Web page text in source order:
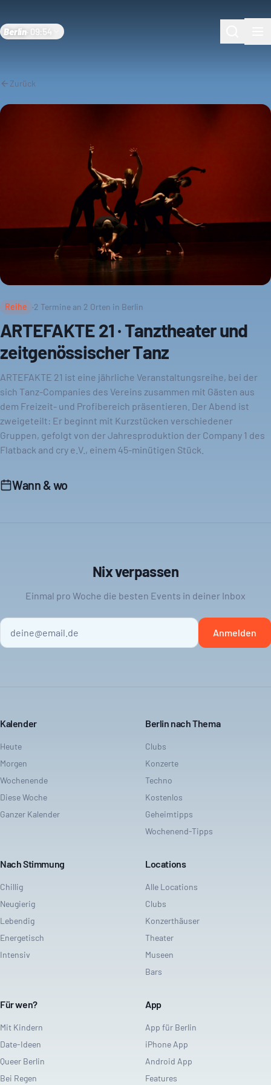
Berlin 09:54
Zurück
Reihe ·2 Termine an 2 Orten in Berlin
ARTEFAKTE 21 · Tanztheater und
zeitgenössischer Tanz
ARTEFAKTE 21 ist eine jährliche Veranstaltungsreihe, bei der
sich Tanz-Companies des Vereins zusammen mit Gästen aus
dem Freizeit- und Profibereich präsentieren. Der Abend ist
zweigeteilt: Er beginnt mit Kurzstücken verschiedener
Gruppen, gefolgt von der Jahresproduktion der Company 1 des
Flatback and cry e.V., einem 45-minütigen Stück.
Wann & wo
Nix verpassen
Einmal pro Woche die besten Events in deiner Inbox
Anmelden
Kalender
Heute
Morgen
Wochenende
Diese Woche
Ganzer Kalender
Berlin nach Thema
Clubs
Konzerte
Techno
Kostenlos
Geheimtipps
Wochenend-Tipps
Nach Stimmung
Chillig
Neugierig
Lebendig
Energetisch
Intensiv
Locations
Alle Locations
Clubs
Konzerthäuser
Theater
Museen
Bars
Für wen?
Mit Kindern
Date-Ideen
Queer Berlin
Bei Regen
App
App für Berlin
iPhone App
Android App
Features